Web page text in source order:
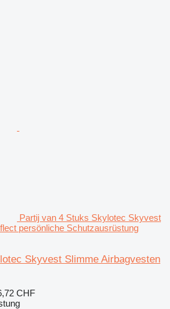
Partij van 4 Stuks Skylotec Skyvest
persönliche Schutzausrüstung
Skyvest Slimme Airbagvesten
CHF